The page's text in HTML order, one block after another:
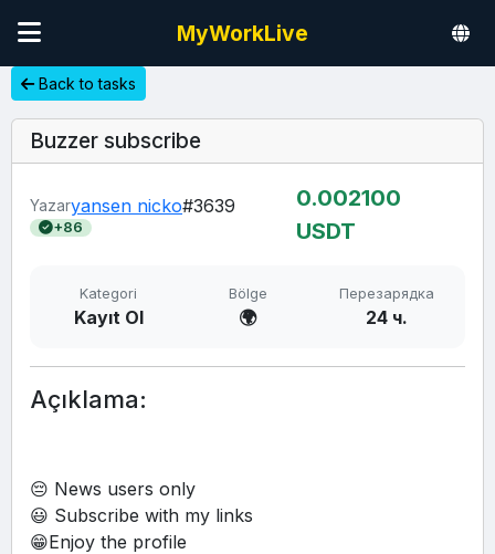
MyWorkLive
Back to tasks
Buzzer subscribe
Yazaryansen nicko#3639
+86
0.002100
USDT
Kategori
Kayıt Ol
Bölge
🌍
Перезарядка
24 ч.
Açıklama:
😔 News users only
😃 Subscribe with my links
😁Enjoy the profile